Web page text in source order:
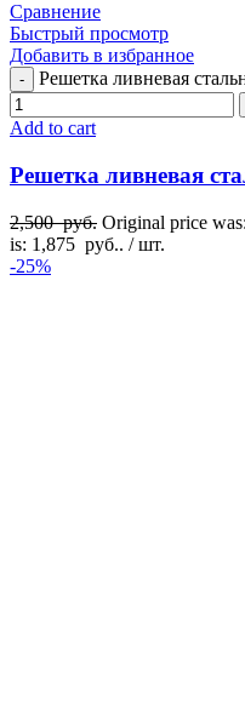
Сравнение
Быстрый просмотр
Добавить в избранное
Решетка ливневая
Add to cart
Решетка ливневая
2,500руб. Original price
is: 1,875 руб.. / шт.
-25%